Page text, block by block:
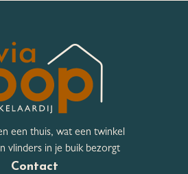
een thuis, wat een twinkel
vlinders in je buik bezorgt
Contact